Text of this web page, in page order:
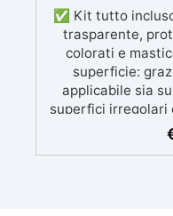
✅ Kit tutto
trasparente,
colorati e
superficie:
applicabile sia
superfici irregolari
applicare: Video
semplici